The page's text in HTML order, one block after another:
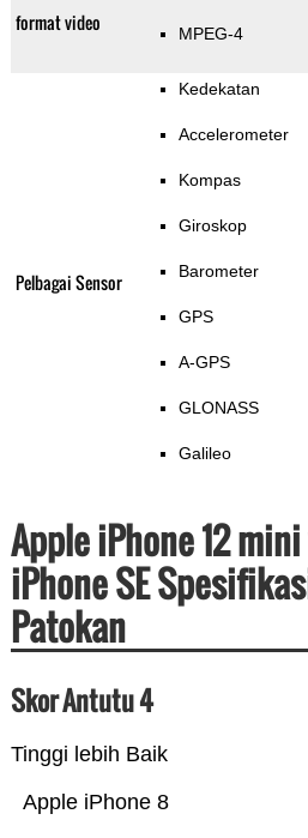
format video MPEG-4
Pelbagai Sensor
Kedekatan
Accelerometer
Kompas
Giroskop
Barometer
GPS
A-GPS
GLONASS
Galileo
Apple iPhone 12
iPhone SE
Patokan
Skor Antutu 4
Tinggi lebih Baik
Apple iPhone 8